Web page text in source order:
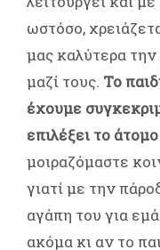
ωστόσο,
μας καλύτερα την
μαζί τους. Το
έχουμε
επιλέξει το
μοιραζόμαστε
γιατί με την
αγάπη του για
ακόμα κι αν το